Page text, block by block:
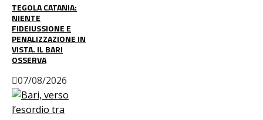
TEGOLA CATANIA:
NIENTE
FIDEIUSSIONE E
PENALIZZAZIONE IN
VISTA. IL BARI
OSSERVA
07/08/2026